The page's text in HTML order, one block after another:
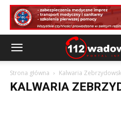
Strona główna Kalwaria
KALWARIA